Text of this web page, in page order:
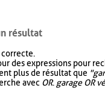
résultat
des expressions pour
plus de résultat que
avec OR. garage OR